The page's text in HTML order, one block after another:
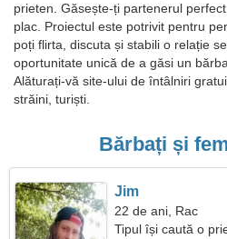
prieten. Găsește-ți partenerul
plac. Proiectul este potrivit pentru
poți flirta, discuta și stabili o relație
oportunitate unică de a găsi un
Alăturați-vă site-ului de întâlniri
străini, turiști.
Bărbați și
Jim
22 de ani, Rac
Tipul își caută o